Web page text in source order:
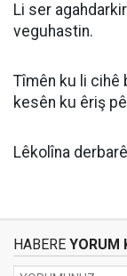
Li ser
veguhastin.
Tîmên ku li cihê
kesên ku êriş
Lêkolîna
HABERE YORUM